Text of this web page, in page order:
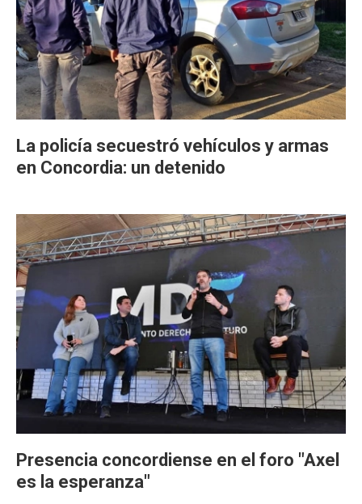
La policía secuestró vehículos y armas
en Concordia: un detenido
Presencia concordiense en el foro "Axel
es la esperanza"